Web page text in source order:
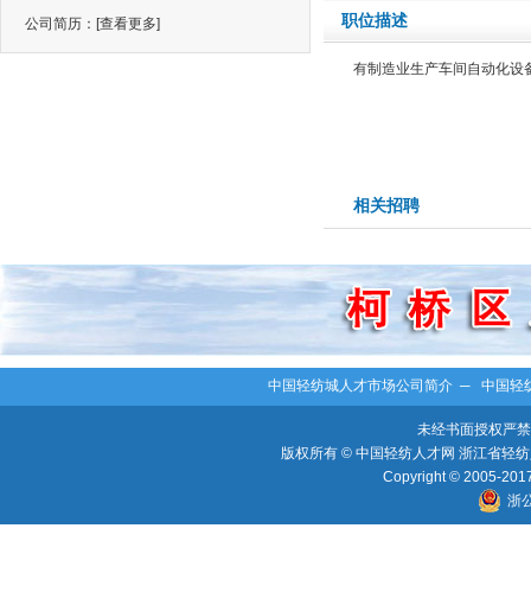
公司简历： [查看更多] 职位描述
有制造业生产车间自动化设
相关招聘
中国轻纺城人才市场公司简介─ 中国轻
未经书面授权严
版权所有 © 中国轻纺人才网 浙江省
Copyright © 2005-
浙